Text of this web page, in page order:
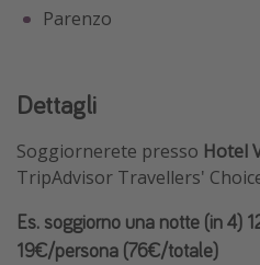
Parenzo
Dettagli
Soggiornerete presso Hotel
TripAdvisor Travellers'
Es. soggiorno una notte (in 4)
19€/persona (76€/totale)